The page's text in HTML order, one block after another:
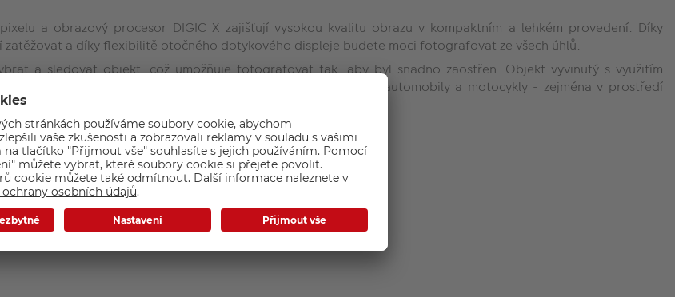
a obrazový procesor DIGIC X zajišťují vysokou kvalitu obrazu v kompaktním a lehkém provedení. Díky
a díky flexibilitě otočného dotykového displeje budete moci fotografovat ze všech úhlů.
a sledovat objekt, což umožňuje fotografovat tak, aby byl snadno zaostřen. Objekt vyvinutý s využitím
lidé, zvířata včetně psů, koček a ptáků, a vozidla, jako jsou automobily a motocykly - zejména v prostředí